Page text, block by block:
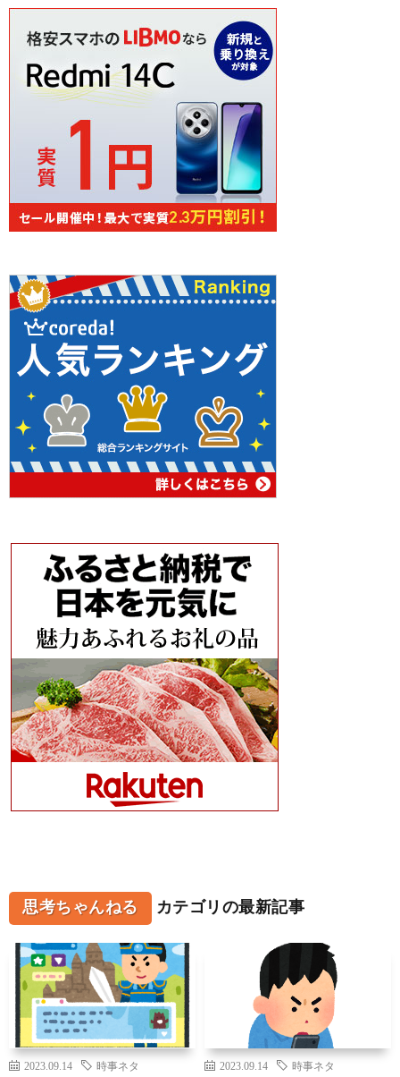
思考ちゃんねる カテゴリの最新記事
2023.09.14 時事ネタ 2023.09.14 時事ネタ